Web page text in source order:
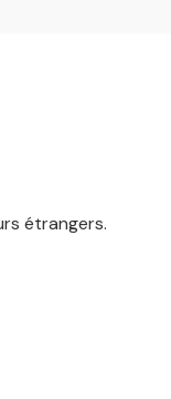
étrangers.